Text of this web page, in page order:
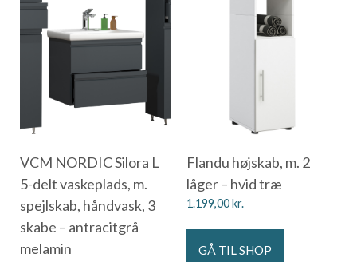
VCM NORDIC Silora L
5-delt vaskeplads, m.
spejlskab, håndvask, 3
skabe – antracitgrå
melamin
Flandu højskab, m. 2
låger – hvid træ
1.199,00kr.
GÅ TIL SHOP